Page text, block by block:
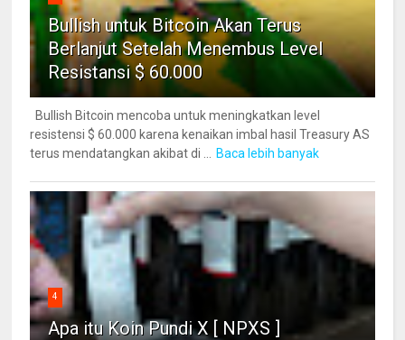
Bullish untuk Bitcoin Akan Terus
Berlanjut Setelah Menembus Level
Resistansi $ 60.000
Bullish Bitcoin mencoba untuk meningkatkan level
resistensi $ 60.000 karena kenaikan imbal hasil Treasury AS
terus mendatangkan akibat di ...
Baca lebih banyak
4
Apa itu Koin Pundi X [ NPXS ]